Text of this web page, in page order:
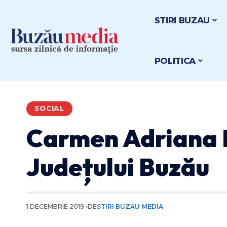
STIRI BUZAU
POLITICA
SOCIAL
Carmen
Județului Buzău
1 DECEMBRIE 2019 DESTIRI BUZAU MEDIA